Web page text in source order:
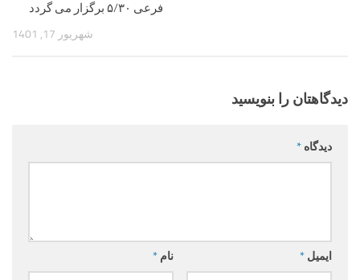
فرعی ۵/۳۰ برگزار می گردد
شهریور 17, 1401
دیدگاهتان را بنویسید
دیدگاه *
نام * ایمیل *